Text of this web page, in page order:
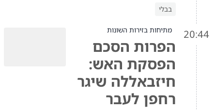
בבלי
20:44 מתיחות בזירות השונות
הפרות הסכם
הפסקת האש:
חיזבאללה שיגר
רחפן לעבר